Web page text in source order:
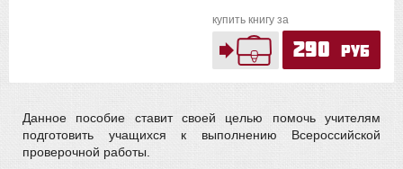
купить книгу за
290 руб
Данное пособие ставит своей целью помочь учителям
подготовить учащихся к выполнению Всероссийской
проверочной работы.